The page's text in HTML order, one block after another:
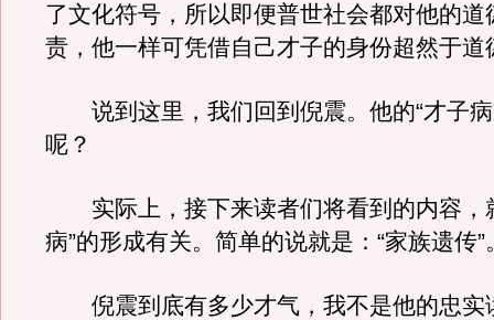
了文化符号，所以即便普世社会都对他的道
责，他一样可凭借自己才子的身份超然于道
说到这里，我们回到倪震。他的“才子病
呢？
实际上，接下来读者们将看到的内容，
病”的形成有关。简单的说就是：“家族遗传”
倪震到底有多少才气，我不是他的忠实